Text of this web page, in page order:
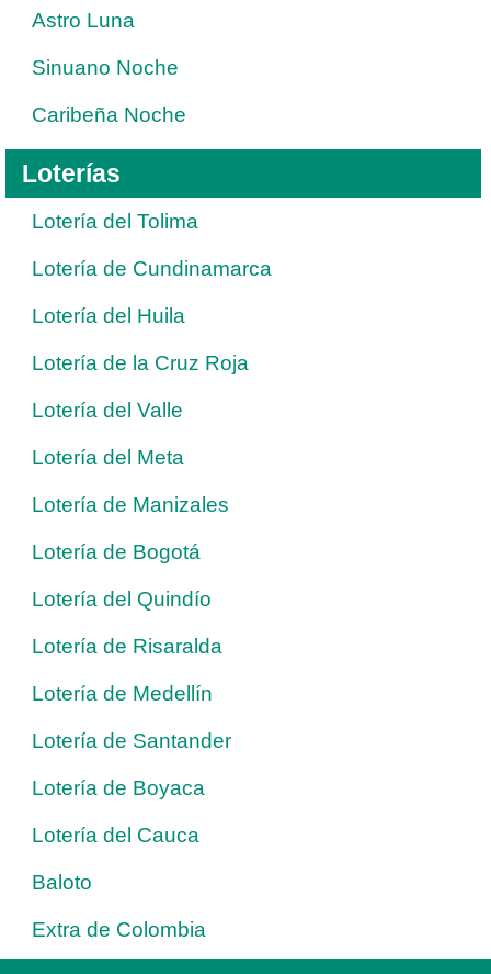
Astro Luna
Sinuano Noche
Caribeña Noche
Loterías
Lotería del Tolima
Lotería de Cundinamarca
Lotería del Huila
Lotería de la Cruz Roja
Lotería del Valle
Lotería del Meta
Lotería de Manizales
Lotería de Bogotá
Lotería del Quindío
Lotería de Risaralda
Lotería de Medellín
Lotería de Santander
Lotería de Boyaca
Lotería del Cauca
Baloto
Extra de Colombia